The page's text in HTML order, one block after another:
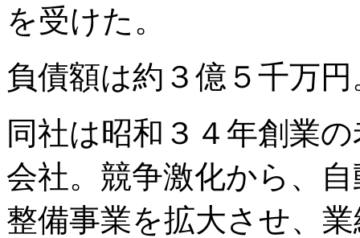
を受けた。
負債額は約３億５千万円
同社は昭和３４年創業
会社。競争激化から、
整備事業を拡大させ、